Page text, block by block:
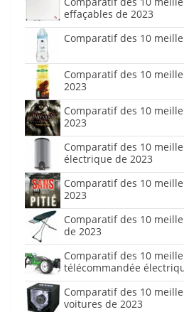
effaçables de 2023
Comparatif des 10
Comparatif des 10
2023
Comparatif des 10
2023
Comparatif des 10
électrique de 2023
Comparatif des 10
2023
Comparatif des 10
de 2023
Comparatif des 10
télécommandée
Comparatif des 10
voitures de 2023